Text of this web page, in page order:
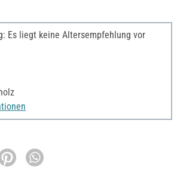
Es liegt keine Altersempfehlung vor